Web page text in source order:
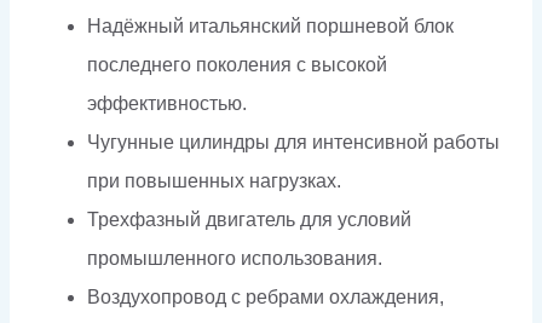
Надёжный итальянский поршневой блок
последнего поколения с высокой
эффективностью.
Чугунные цилиндры для интенсивной работы
при повышенных нагрузках.
Трехфазный двигатель для условий
промышленного использования.
Воздухопровод с ребрами охлаждения,